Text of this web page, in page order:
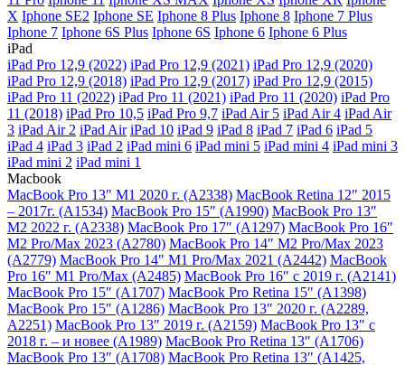
X Iphone SE2 Iphone SE Iphone 8 Plus Iphone 8 Iphone 7 Plus
Iphone 7 Iphone 6S Plus Iphone 6S Iphone 6 Iphone 6 Plus
iPad
iPad Pro 12,9 (2022) iPad Pro 12,9 (2021) iPad Pro 12,9 (2020)
iPad Pro 12,9 (2018) iPad Pro 12,9 (2017) iPad Pro 12,9 (2015)
iPad Pro 11 (2022) iPad Pro 11 (2021) iPad Pro 11 (2020) iPad Pro
11 (2018) iPad Pro 10,5 iPad Pro 9,7 iPad Air 5 iPad Air 4 iPad Air
3 iPad Air 2 iPad Air iPad 10 iPad 9 iPad 8 iPad 7 iPad 6 iPad 5
iPad 4 iPad 3 iPad 2 iPad mini 6 iPad mini 5 iPad mini 4 iPad mini 3
iPad mini 2 iPad mini 1
Macbook
MacBook Pro 13" M1 2020 г. (A2338) MacBook Retina 12″ 2015
– 2017г. (A1534) MacBook Pro 15″ (A1990) MacBook Pro 13″
M2 2022 г. (A2338) MacBook Pro 17″ (A1297) MacBook Pro 16″
M2 Pro/Max 2023 (A2780) MacBook Pro 14″ M2 Pro/Max 2023
(A2779) MacBook Pro 14" M1 Pro/Max 2021 (A2442) MacBook
Pro 16″ M1 Pro/Max (A2485) MacBook Pro 16″ с 2019 г. (A2141)
MacBook Pro 15″ (A1707) MacBook Pro Retina 15″ (A1398)
MacBook Pro 15″ (A1286) MacBook Pro 13″ 2020 г. (A2289,
A2251) MacBook Pro 13″ 2019 г. (A2159) MacBook Pro 13″ с
2018 г. – и новее (A1989) MacBook Pro Retina 13″ (A1706)
MacBook Pro 13″ (A1708) MacBook Pro Retina 13″ (A1425,